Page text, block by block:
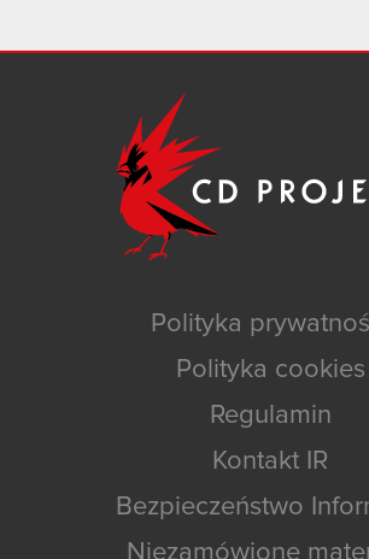
Polityka
Polityka cookies
Regulamin
Kontakt IR
Bezpieczeństwo
Niezamówione